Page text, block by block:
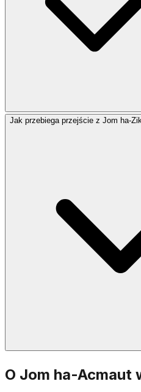
Jak przebiega przejście z Jom ha-
Po zmroku w Jom ha-
Herzla wyznacza moment
O Jom ha-Acmaut